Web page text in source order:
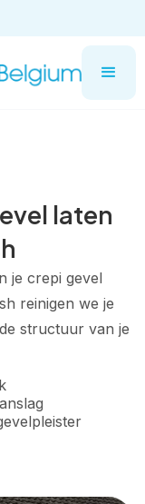
laten
je crepi gevel
reinigen we je
structuur van je